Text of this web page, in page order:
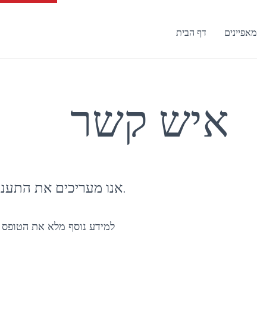
מאפיינים דף הבית
איש קשר
אנו מעריכים את התעניינותך בחברה שלנו ובשירותים שלנו.
למידע נוסף מלא את הטופס או